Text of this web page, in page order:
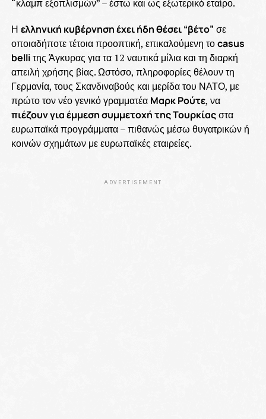
“κλαμπ εξοπλισμών” – έστω και ως εξωτερικό εταίρο.
Η ελληνική κυβέρνηση έχει ήδη θέσει “βέτο” σε
οποιαδήποτε τέτοια προοπτική, επικαλούμενη τοcasus
belliτης Άγκυρας για τα 12 ναυτικά μίλια και τη διαρκή
απειλή χρήσης βίας. Ωστόσο, πληροφορίες θέλουν τη
Γερμανία, τους Σκανδιναβούς και μερίδα του ΝΑΤΟ, με
πρώτο τον νέο γενικό γραμματέα Μαρκ Ρούτε, να
πιέζουν για έμμεση συμμετοχή της Τουρκίαςστα
ευρωπαϊκά προγράμματα – πιθανώς μέσω θυγατρικών ή
κοινών σχημάτων με ευρωπαϊκές εταιρείες.
ADVERTISEMENT